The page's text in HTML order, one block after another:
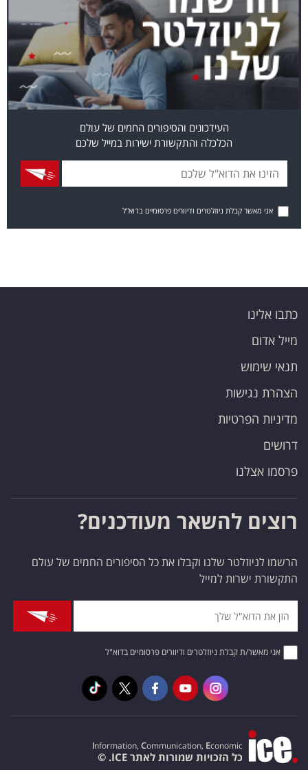
העידכונים והסיפורים החמים של עולם
הכלכלה והתקשורת ישירות במייל שלכם
אני מאשר קבלת ניוזלטרים ודיוורים פרסומיים בדוא"ל
כתבו אלינו
מייל אדום
תנאי שימוש
הצהרת נגישות
מדיניות הפרטיות
דרושים
פרסמו אצלנו
רוצים להשאר מעודכנים?
הרשמו לניוזלטר שלנו וקבלו את כל הסיפורים החמים של עולם
התקשורת ישרות למייל
אני מאשר/ת קבלת ניוזלטרים ודיוורים פרסומיים בדוא"ל
Information, Communication, Economic
כל הזכויות שמורות לאתר ICE. ©